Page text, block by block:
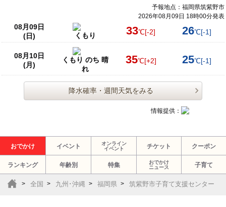
予報地点：福岡県筑紫野市
2026年08月09日 18時00分発表
08月09日
(日)
くもり 33℃[-2] 26℃[-1]
08月10日
(月)
くもり のち 晴
れ
35℃[+2] 25℃[-1]
降水確率・週間天気をみる
情報提供：
おでかけ イベント
オンライン
イベント
チケット クーポン
ランキング 年齢別 特集
おでかけ
ニュース
子育て
全国 九州･沖縄 福岡県 筑紫野市子育て支援センター